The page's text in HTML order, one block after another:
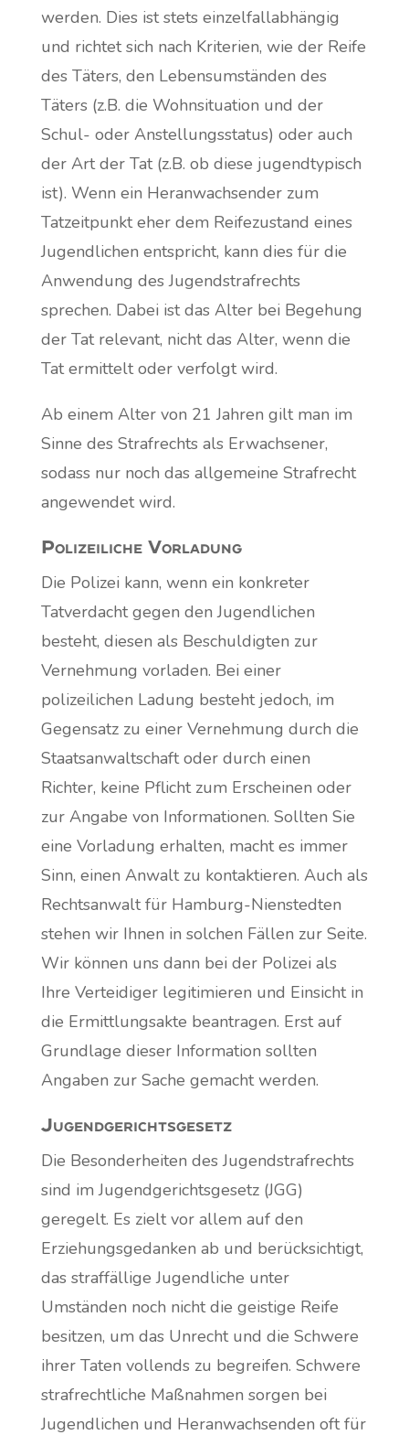
werden. Dies ist stets einzelfallabhängig
und richtet sich nach Kriterien, wie der Reife
des Täters, den Lebensumständen des
Täters (z.B. die Wohnsituation und der
Schul- oder Anstellungsstatus) oder auch
der Art der Tat (z.B. ob diese jugendtypisch
ist). Wenn ein Heranwachsender zum
Tatzeitpunkt eher dem Reifezustand eines
Jugendlichen entspricht, kann dies für die
Anwendung des Jugendstrafrechts
sprechen. Dabei ist das Alter bei Begehung
der Tat relevant, nicht das Alter, wenn die
Tat ermittelt oder verfolgt wird.
Ab einem Alter von 21 Jahren gilt man im
Sinne des Strafrechts als Erwachsener,
sodass nur noch das allgemeine Strafrecht
angewendet wird.
Polizeiliche Vorladung
Die Polizei kann, wenn ein konkreter
Tatverdacht gegen den Jugendlichen
besteht, diesen als Beschuldigten zur
Vernehmung vorladen. Bei einer
polizeilichen Ladung besteht jedoch, im
Gegensatz zu einer Vernehmung durch die
Staatsanwaltschaft oder durch einen
Richter, keine Pflicht zum Erscheinen oder
zur Angabe von Informationen. Sollten Sie
eine Vorladung erhalten, macht es immer
Sinn, einen Anwalt zu kontaktieren. Auch als
Rechtsanwalt für Hamburg-Nienstedten
stehen wir Ihnen in solchen Fällen zur Seite.
Wir können uns dann bei der Polizei als
Ihre Verteidiger legitimieren und Einsicht in
die Ermittlungsakte beantragen. Erst auf
Grundlage dieser Information sollten
Angaben zur Sache gemacht werden.
Jugendgerichtsgesetz
Die Besonderheiten des Jugendstrafrechts
sind im Jugendgerichtsgesetz (JGG)
geregelt. Es zielt vor allem auf den
Erziehungsgedanken ab und berücksichtigt,
das straffällige Jugendliche unter
Umständen noch nicht die geistige Reife
besitzen, um das Unrecht und die Schwere
ihrer Taten vollends zu begreifen. Schwere
strafrechtliche Maßnahmen sorgen bei
Jugendlichen und Heranwachsenden oft für